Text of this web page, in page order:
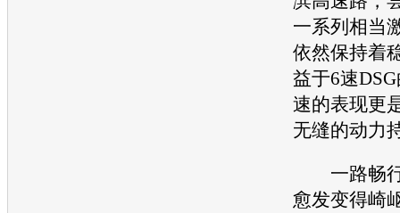
一系列相当
依然保持着
益于6速
速的表现更
无缝的动力
一路畅行
愈发变得崎